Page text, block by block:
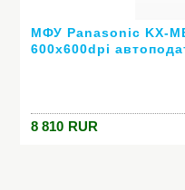
МФУ Panasonic KX-
600x600dpi
8 810 RUR